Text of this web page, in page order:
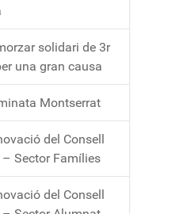
solidari de 3r
una gran causa
Montserrat
del Consell
– Sector Famílies
del Consell